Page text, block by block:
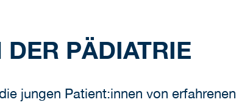
PÄDIATRIE
jungen Patient:innen von